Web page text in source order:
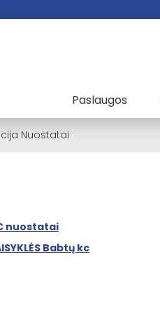
Paslaugos
Nuostatai
nuostatai
Babtų kc